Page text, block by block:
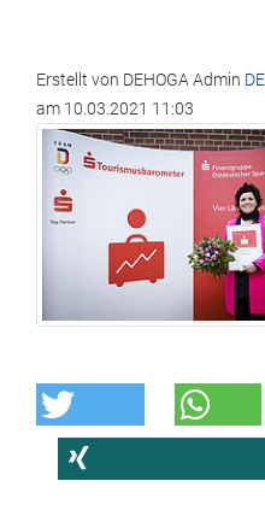
Erstellt von DEHOGA Admin
am 10.03.2021 11:03